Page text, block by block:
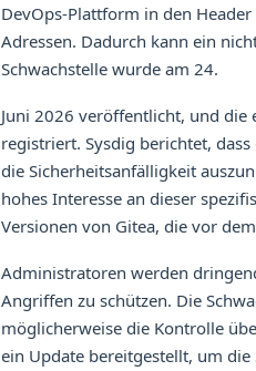
DevOps-Plattform in den
Adressen. Dadurch kann ein
Schwachstelle wurde am 24.
Juni 2026 veröffentlicht, und die
registriert. Sysdig berichtet,
die Sicherheitsanfälligkeit
hohes Interesse an dieser
Versionen von Gitea, die vor
Administratoren werden
Angriffen zu schützen. Die
möglicherweise die Kontrolle
ein Update bereitgestellt, um die